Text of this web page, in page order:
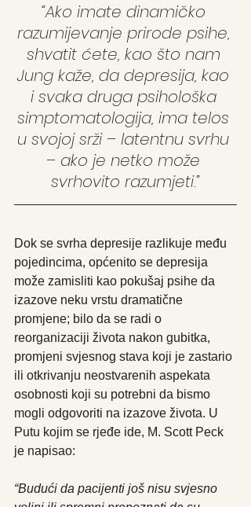
“Ako imate dinamičko
razumijevanje prirode psihe,
shvatit ćete, kao što nam
Jung kaže, da depresija, kao
i svaka druga psihološka
simptomatologija, ima telos
u svojoj srži – latentnu svrhu
– ako je netko može
svrhovito razumjeti.”
Dok se svrha depresije razlikuje među
pojedincima, općenito se depresija
može zamisliti kao pokušaj psihe da
izazove neku vrstu dramatične
promjene; bilo da se radi o
reorganizaciji života nakon gubitka,
promjeni svjesnog stava koji je zastario
ili otkrivanju neostvarenih aspekata
osobnosti koji su potrebni da bismo
mogli odgovoriti na izazove života. U
Putu kojim se rjeđe ide, M. Scott Peck
je napisao:
“Budući da pacijenti još nisu svjesno